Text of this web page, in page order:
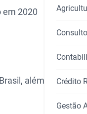
em 2020
além
Crédito
Gestão